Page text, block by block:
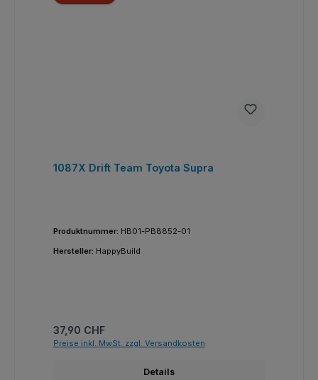
1087X Drift Team Toyota Supra
Produktnummer: HB01-PB8852-01
Hersteller: HappyBuild
Regulärer Preis:
37,90 CHF
Preise inkl. MwSt. zzgl. Versandkosten
Details